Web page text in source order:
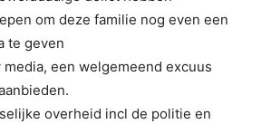
om deze familie nog even een
te geven
media, een welgemeend excuus
overheid incl de politie en